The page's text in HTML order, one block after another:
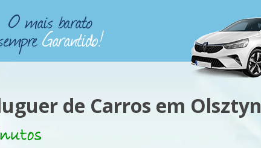
de Carros em Olsztyn